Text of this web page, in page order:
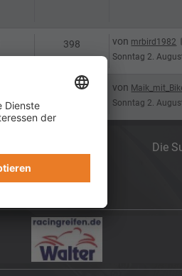
398 ZugriffeLetzter Beitrag
von mrbird1982
Sonntag 2.
419ZugriffeLetzter Beitrag
von
Sonntag 2.
Die